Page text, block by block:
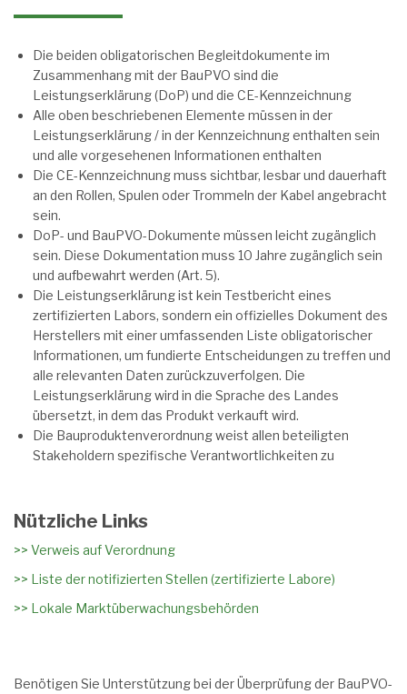
Die beiden obligatorischen Begleitdokumente im
Zusammenhang mit der BauPVO sind die
Leistungserklärung (DoP) und die CE-Kennzeichnung
Alle oben beschriebenen Elemente müssen in der
Leistungserklärung / in der Kennzeichnung enthalten sein
und alle vorgesehenen Informationen enthalten
Die CE-Kennzeichnung muss sichtbar, lesbar und dauerhaft
an den Rollen, Spulen oder Trommeln der Kabel angebracht
sein.
DoP- und BauPVO-Dokumente müssen leicht zugänglich
sein. Diese Dokumentation muss 10 Jahre zugänglich sein
und aufbewahrt werden (Art. 5).
Die Leistungserklärung ist kein Testbericht eines
zertifizierten Labors, sondern ein offizielles Dokument des
Herstellers mit einer umfassenden Liste obligatorischer
Informationen, um fundierte Entscheidungen zu treffen und
alle relevanten Daten zurückzuverfolgen. Die
Leistungserklärung wird in die Sprache des Landes
übersetzt, in dem das Produkt verkauft wird.
Die Bauproduktenverordnung weist allen beteiligten
Stakeholdern spezifische Verantwortlichkeiten zu
Nützliche Links
>> Verweis auf Verordnung
>> Liste der notifizierten Stellen (zertifizierte Labore)
>> Lokale Marktüberwachungsbehörden
Benötigen Sie Unterstützung bei der Überprüfung der BauPVO-